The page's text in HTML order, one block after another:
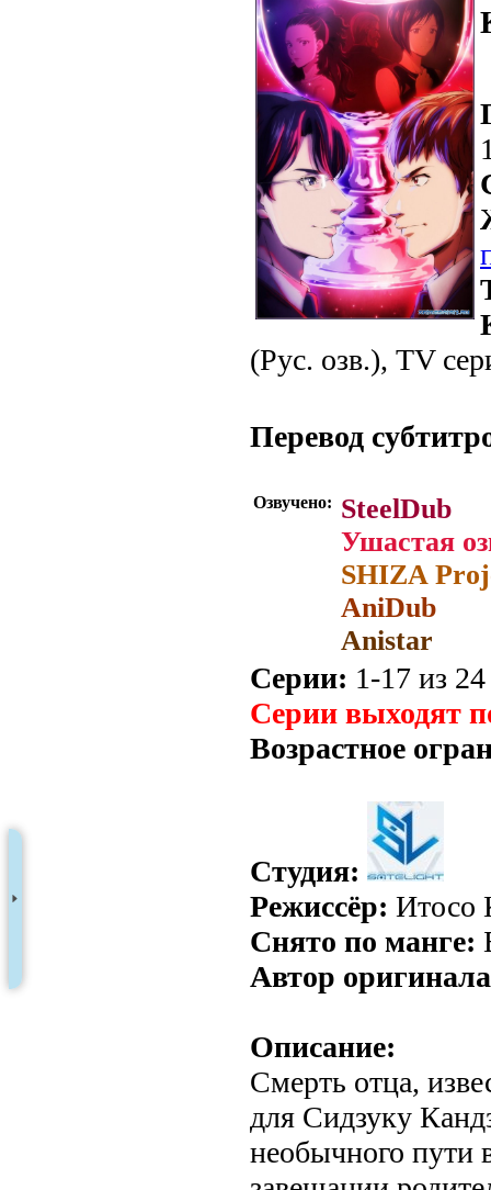
(Рус. озв.), TV
Перевод
Озвучено: SteelDub
Ушастая
SHIZA
AniDub
Anistar
Серии: 1-17 из
Серии выходят
Возрастное
Студия:
Режиссёр: Итосо
Снято по манге:
Автор
Описание:
Смерть отца,
для Сидзуку
необычного пути